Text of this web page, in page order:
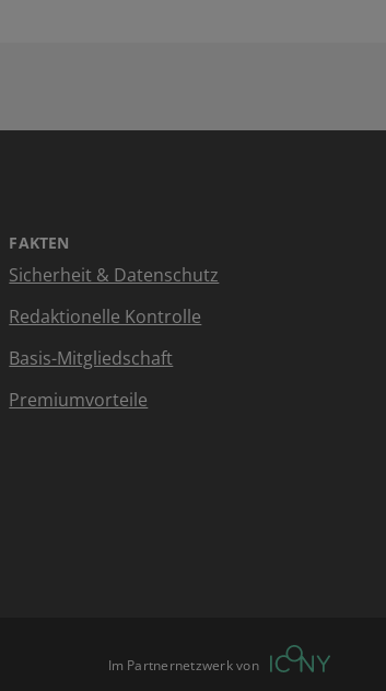
FAKTEN
Sicherheit & Datenschutz
Redaktionelle Kontrolle
Basis-Mitgliedschaft
Premiumvorteile
Im Partnernetzwerk von